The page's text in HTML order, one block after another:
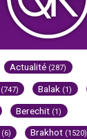
Actualité (287)
(747) Balak (1)
Berechit (1)
(6) Brakhot (1520)